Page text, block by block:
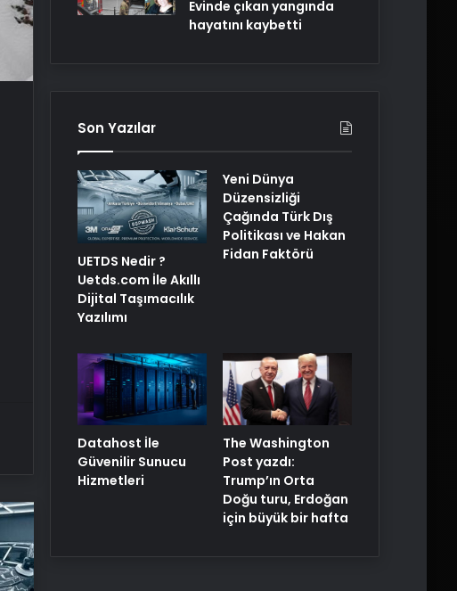
Evinde çıkan yangında
hayatını kaybetti
Son Yazılar
UETDS Nedir ?
Uetds.com İle Akıllı
Dijital Taşımacılık
Yazılımı
Yeni Dünya
Düzensizliği
Çağında Türk Dış
Politikası ve Hakan
Fidan Faktörü
Datahost İle
Güvenilir Sunucu
Hizmetleri
The Washington
Post yazdı:
Trump’ın Orta
Doğu turu, Erdoğan
için büyük bir hafta